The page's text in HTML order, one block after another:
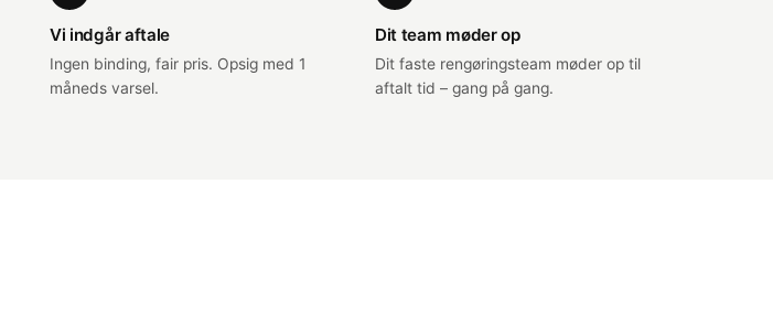
Vi indgår aftale
Ingen binding, fair pris. Opsig med 1
måneds varsel.
Dit team møder op
Dit faste rengøringsteam møder op til
aftalt tid – gang på gang.